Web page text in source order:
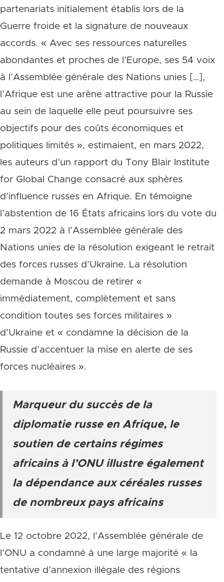
partenariats initialement établis lors de la
Guerre froide et la signature de nouveaux
accords. « Avec ses ressources naturelles
abondantes et proches de l’Europe, ses 54 voix
à l’Assemblée générale des Nations unies […],
l’Afrique est une arène attractive pour la Russie
au sein de laquelle elle peut poursuivre ses
objectifs pour des coûts économiques et
politiques limités », estimaient, en mars 2022,
les auteurs d’un rapport du Tony Blair Institute
for Global Change consacré aux sphères
d’influence russes en Afrique. En témoigne
l’abstention de 16 États africains lors du vote du
2 mars 2022 à l’Assemblée générale des
Nations unies de la résolution exigeant le retrait
des forces russes d’Ukraine. La résolution
demande à Moscou de retirer «
immédiatement, complètement et sans
condition toutes ses forces militaires »
d’Ukraine et « condamne la décision de la
Russie d’accentuer la mise en alerte de ses
forces nucléaires ».
Marqueur du succès de la
diplomatie russe en Afrique, le
soutien de certains régimes
africains à l’ONU illustre également
la dépendance aux céréales russes
de nombreux pays africains
Le 12 octobre 2022, l’Assemblée générale de
l’ONU a condamné à une large majorité « la
tentative d’annexion illégale des régions